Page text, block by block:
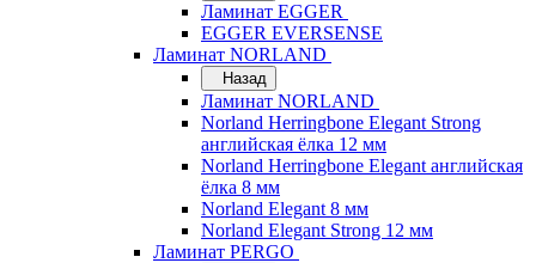
Ламинат EGGER
EGGER EVERSENSE
Ламинат NORLAND
Назад
Ламинат NORLAND
Norland Herringbone Elegant Strong
английская ёлка 12 мм
Norland Herringbone Elegant английская
ёлка 8 мм
Norland Elegant 8 мм
Norland Elegant Strong 12 мм
Ламинат PERGO